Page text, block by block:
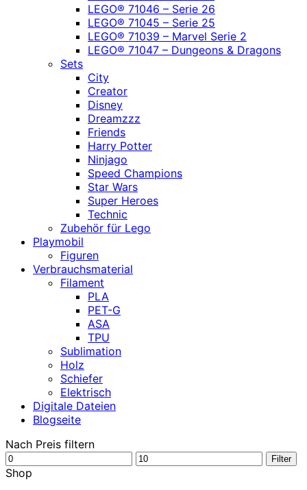
LEGO® 71046 – Serie 26
LEGO® 71045 – Serie 25
LEGO® 71039 – Marvel Serie 2
LEGO® 71047 – Dungeons & Dragons
Sets
City
Creator
Disney
Dreamzzz
Friends
Harry Potter
Ninjago
Speed Champions
Star Wars
Super Heroes
Technic
Zubehör für Lego
Playmobil
Figuren
Verbrauchsmaterial
Filament
PLA
PET-G
ASA
TPU
Sublimation
Holz
Schiefer
Elektrisch
Digitale Dateien
Blogseite
Nach Preis filtern
Min.
Preis
Max.
Filter
Shop